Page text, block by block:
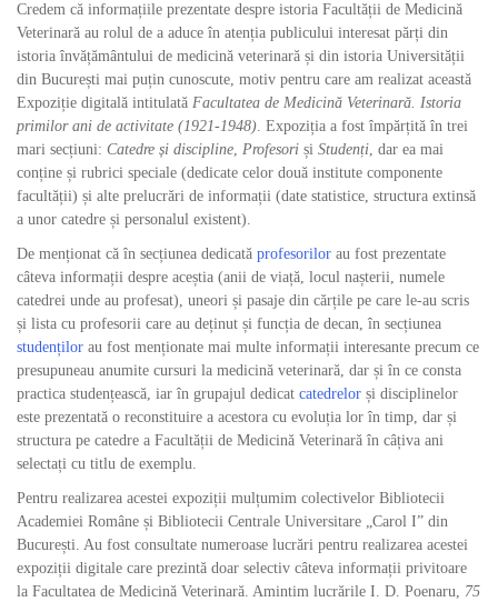
Credem că informațiile prezentate despre istoria Facultății de Medicină
Veterinară au rolul de a aduce în atenția publicului interesat părți din
istoria învățământului de medicină veterinară și din istoria Universității
din București mai puțin cunoscute, motiv pentru care am realizat această
Expoziție digitală intitulată Facultatea de Medicină Veterinară. Istoria
primilor ani de activitate (1921-1948). Expoziția a fost împărțită în trei
mari secțiuni: Catedre și discipline, Profesori și Studenți, dar ea mai
conține și rubrici speciale (dedicate celor două institute componente
facultății) și alte prelucrări de informații (date statistice, structura extinsă
a unor catedre și personalul existent).
De menționat că în secțiunea dedicată profesorilor au fost prezentate
câteva informații despre aceștia (anii de viață, locul nașterii, numele
catedrei unde au profesat), uneori și pasaje din cărțile pe care le-au scris
și lista cu profesorii care au deținut și funcția de decan, în secțiunea
studenților au fost menționate mai multe informații interesante precum ce
presupuneau anumite cursuri la medicină veterinară, dar și în ce consta
practica studențească, iar în grupajul dedicat catedrelor și disciplinelor
este prezentată o reconstituire a acestora cu evoluția lor în timp, dar și
structura pe catedre a Facultății de Medicină Veterinară în câțiva ani
selectați cu titlu de exemplu.
Pentru realizarea acestei expoziții mulțumim colectivelor Bibliotecii
Academiei Române și Bibliotecii Centrale Universitare „Carol I” din
București. Au fost consultate numeroase lucrări pentru realizarea acestei
expoziții digitale care prezintă doar selectiv câteva informații privitoare
la Facultatea de Medicină Veterinară. Amintim lucrările I. D. Poenaru, 75